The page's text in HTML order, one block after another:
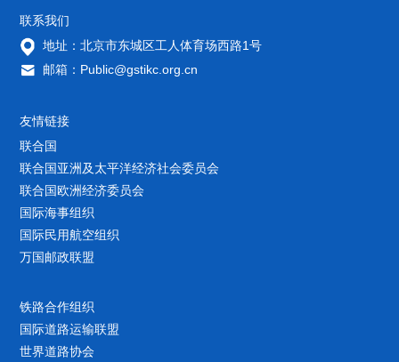
联系我们
地址：北京市东城区工人体育场西路1号
邮箱：Public@gstikc.org.cn
友情链接
联合国
联合国亚洲及太平洋经济社会委员会
联合国欧洲经济委员会
国际海事组织
国际民用航空组织
万国邮政联盟
铁路合作组织
国际道路运输联盟
世界道路协会